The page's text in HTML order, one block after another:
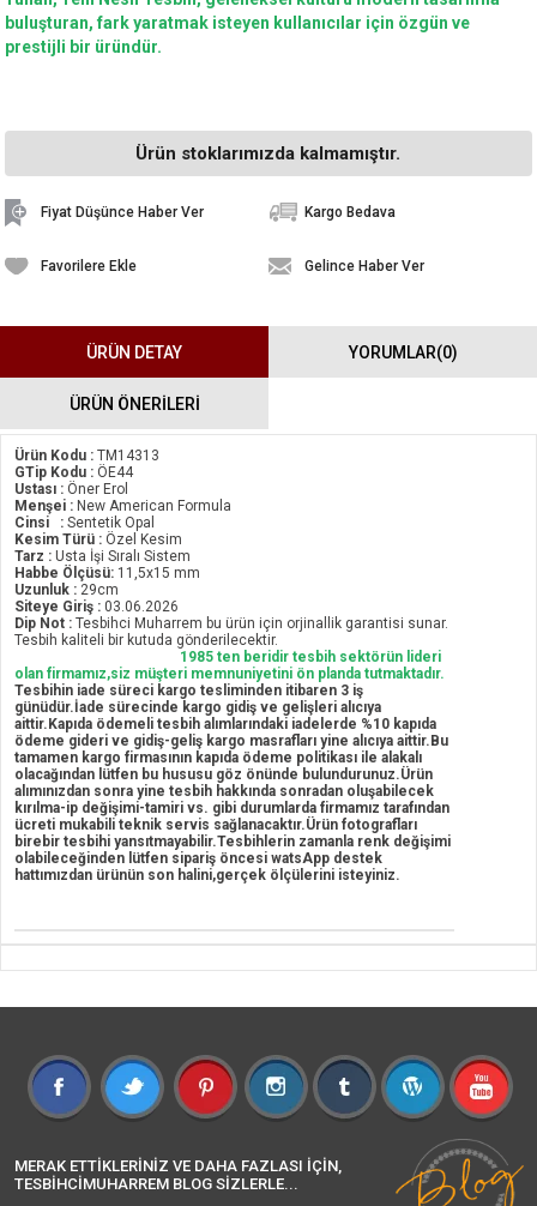
buluşturan, fark yaratmak isteyen kullanıcılar için özgün ve
prestijli bir üründür.
Ürün stoklarımızda kalmamıştır.
Fiyat Düşünce Haber Ver Kargo Bedava
Favorilere Ekle Gelince Haber Ver
ÜRÜN DETAY YORUMLAR(0)
ÜRÜN ÖNERILERI
Ürün Kodu : TM14313
GTip Kodu : ÖE44
Ustası : Öner Erol
Menşei : New American Formula
Cinsi : Sentetik Opal
Kesim Türü : Özel Kesim
Tarz : Usta İşi Sıralı Sistem
Habbe Ölçüsü: 11,5x15 mm
Uzunluk : 29cm
Siteye Giriş : 03.06.2026
Dip Not : Tesbihci Muharrem bu ürün için orjinallik garantisi sunar.
Tesbih kaliteli bir kutuda gönderilecektir.
1985 ten beridir tesbih sektörün lideri
olan firmamız,siz müşteri memnuniyetini ön planda tutmaktadır.
Tesbihin iade süreci kargo tesliminden itibaren 3 iş
günüdür.İade sürecinde kargo gidiş ve gelişleri alıcıya
aittir.Kapıda ödemeli tesbih alımlarındaki iadelerde %10 kapıda
ödeme gideri ve gidiş-geliş kargo masrafları yine alıcıya aittir.Bu
tamamen kargo firmasının kapıda ödeme politikası ile alakalı
olacağından lütfen bu hususu göz önünde bulundurunuz.Ürün
alımınızdan sonra yine tesbih hakkında sonradan oluşabilecek
kırılma-ip değişimi-tamiri vs. gibi durumlarda firmamız tarafından
ücreti mukabili teknik servis sağlanacaktır.Ürün fotografları
birebir tesbihi yansıtmayabilir.Tesbihlerin zamanla renk değişimi
olabileceğinden lütfen sipariş öncesi watsApp destek
hattımızdan ürünün son halini,gerçek ölçülerini isteyiniz.
MERAK ETTİKLERİNİZ VE DAHA FAZLASI İÇİN,
TESBİHCİMUHARREM BLOG SİZLERLE...